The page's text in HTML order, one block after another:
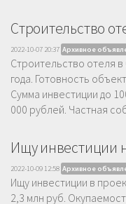
Строительство
2022-10-07 20:37 Архивное
Строительство отеля
года. Готовность
Сумма инвестиции до
000 рублей. Частная
Ищу инвестиции
2022-10-09 12:58 Архивное
Ищу инвестиции в
2,3 млн руб.